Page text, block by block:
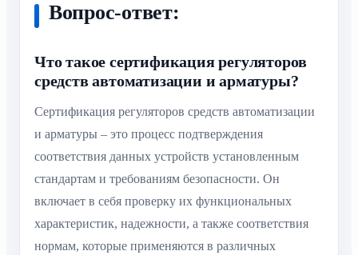
Вопрос-ответ:
Что такое сертификация регуляторов
средств автоматизации и арматуры?
Сертификация регуляторов средств автоматизации
и арматуры – это процесс подтверждения
соответствия данных устройств установленным
стандартам и требованиям безопасности. Он
включает в себя проверку их функциональных
характеристик, надежности, а также соответствия
нормам, которые применяются в различных